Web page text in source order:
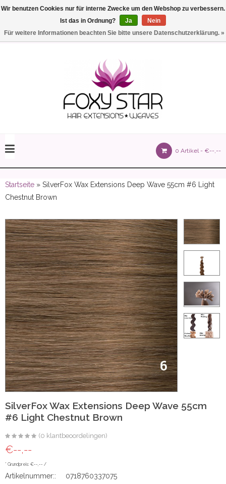
Einstellungen
0 Artikel - €--,--
150 gram)
made
20 inch | Luxe & Natuurlijk Volume
Wave
Startseite » SilverFox Wax Extensions Deep Wave 55cm #6 Light
Chestnut Brown
SilverFox Wax Extensions Deep Wave 55cm
#6 Light Chestnut Brown
(0 klantbeoordelingen)
€--,--
* Grundpreis: €--,-- /
Artikelnummer::
0718760337075
Wir benutzen Cookies nur für interne Zwecke um den Webshop zu verbessern.
Ist das in Ordnung?
Ja
Nein
Für weitere Informationen beachten Sie bitte unsere Datenschutzerklärung. »